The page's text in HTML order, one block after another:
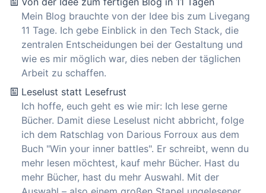
Mein Blog brauchte von der Idee bis zum Livegang
11 Tage. Ich gebe Einblick in den Tech Stack, die
zentralen Entscheidungen bei der Gestaltung und
wie es mir möglich war, dies neben der täglichen
Arbeit zu schaffen.
Leselust statt Lesefrust
Ich hoffe, euch geht es wie mir: Ich lese gerne
Bücher. Damit diese Leselust nicht abbricht, folge
ich dem Ratschlag von Darious Forroux aus dem
Buch "Win your inner battles". Er schreibt, wenn du
mehr lesen möchtest, kauf mehr Bücher. Hast du
mehr Bücher, hast du mehr Auswahl. Mit der